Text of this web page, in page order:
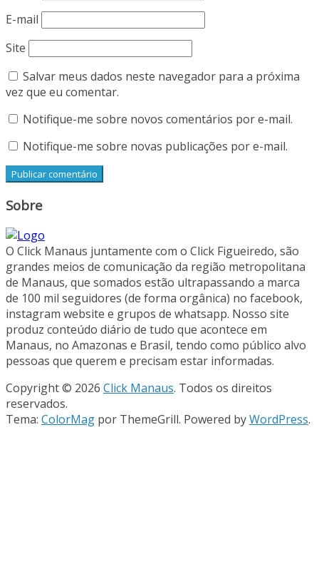
E-mail
Site
Salvar meus dados neste navegador para a próxima
vez que eu comentar.
Notifique-me sobre novos comentários por e-mail.
Notifique-me sobre novas publicações por e-mail.
Sobre
O Click Manaus juntamente com o Click Figueiredo, são
grandes meios de comunicação da região metropolitana
de Manaus, que somados estão ultrapassando a marca
de 100 mil seguidores (de forma orgânica) no facebook,
instagram website e grupos de whatsapp. Nosso site
produz conteúdo diário de tudo que acontece em
Manaus, no Amazonas e Brasil, tendo como público alvo
pessoas que querem e precisam estar informadas.
Copyright © 2026 Click Manaus. Todos os direitos
reservados.
Tema: ColorMag por ThemeGrill. Powered byWordPress.